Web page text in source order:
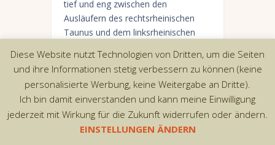
tief und eng zwischen den
Ausläufern des rechtsrheinischen
Taunus und dem linksrheinischen
unter allen deutschen
Flusslandschaften. Steile Weinhänge,
Burgen…
Diese Website nutzt Technologien von Dritten, um die Seiten
und ihre Informationen stetig verbessern zu können (keine
personalisierte Werbung, keine Weitergabe an Dritte).
Ich bin damit einverstanden und kann meine Einwilligung
jederzeit mit Wirkung für die Zukunft widerrufen oder ändern.
EINSTELLUNGEN ÄNDERN